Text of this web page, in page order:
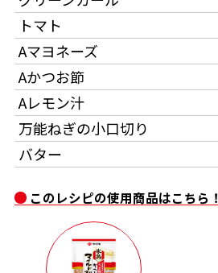
サッと鍋®
楽チン屋®
めんつゆレシピ
割烹白だしレシピ
レシピ特設サイト
だし巻き卵特集
このレシピの使用商品はこちら！
トマト
Aマヨネーズ
Aかつお節
Aレモン汁
万能ねぎの小口切り
バター